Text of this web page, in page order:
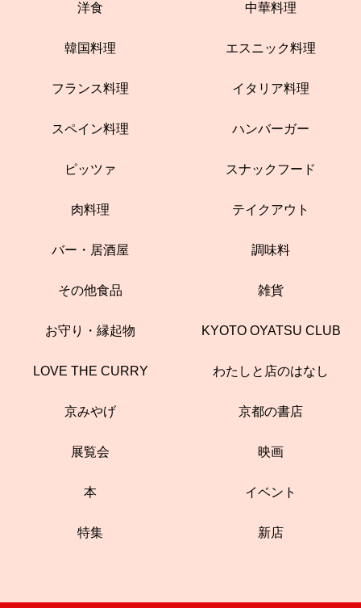
洋食 中華料理
韓国料理 エスニック料理
フランス料理 イタリア料理
スペイン料理 ハンバーガー
ピッツァ スナックフード
肉料理 テイクアウト
バー・居酒屋 調味料
その他食品 雑貨
お守り・縁起物 KYOTO OYATSU CLUB
LOVE THE CURRY わたしと店のはなし
京みやげ 京都の書店
展覧会 映画
本 イベント
特集 新店